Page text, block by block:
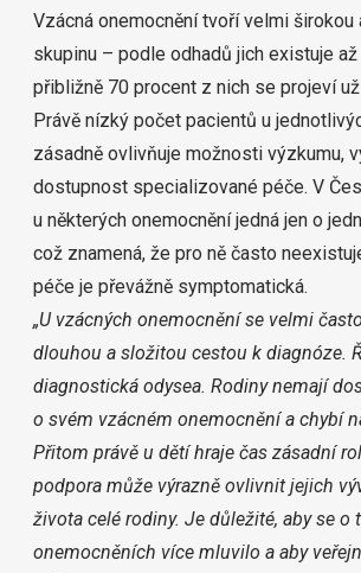
Vzácná onemocnění tvoří velmi širokou
skupinu – podle odhadů jich existuje
přibližně 70 procent z nich se projeví
Právě nízký počet pacientů u
zásadně ovlivňuje možnosti výzkumu,
dostupnost specializované péče. V
u některých onemocnění jedná jen o
což znamená, že pro ně často
péče je převážně symptomatická.
„U vzácných onemocnění se velmi
dlouhou a složitou cestou k diagnóze.
diagnostická odysea. Rodiny nemají
o svém vzácném onemocnění a chybí
Přitom právě u dětí hraje čas zásadní
podpora může výrazně ovlivnit jejich
života celé rodiny. Je důležité, aby se o
onemocněních více mluvilo a aby